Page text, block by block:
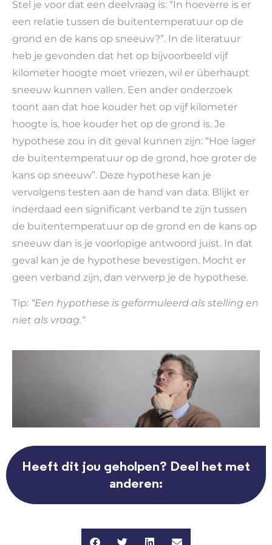
Stel je voor dat een deelvraag is: “In hoeverre is er
een relatie tussen de buitentemperatuur op de
grond en de kans op sneeuw?”. In de literatuur
heb je gevonden dat het op bijvoorbeeld vijf
kilometer hoogte moet vriezen, wil er überhaupt
sneeuw kunnen vallen. Een ander onderzoek
toont aan dat hoe kouder het op vijf kilometer
hoogte is, hoe kouder het op de grond is. Je
hypothese zou in dit geval kunnen zijn: “Hoe lager
de buitentemperatuur op de grond, hoe groter de
kans op sneeuw”. Deze hypothese kan je
vervolgens testen aan de hand van data. Blijkt er
inderdaad een significant verband te zijn tussen
de buitentemperatuur op de grond en de kans op
sneeuw dan is je voorlopige antwoord juist. In dat
geval kan je de hypothese bevestigen. Mocht er
geen verband zijn, dan verwerp je de hypothese.
Tip: “Een hypothese is geformuleerd als stelling en
niet als vraag.“
Heeft dit jou geholpen? Deel het met
anderen: